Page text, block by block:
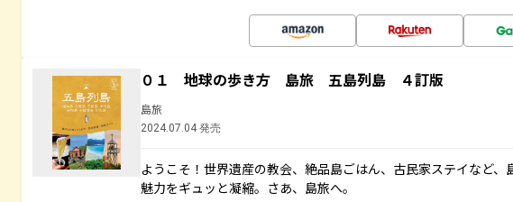
０１ 地球の歩き方 島旅 五島列島 ４訂版
島旅
2024.07.04 発売
ようこそ！世界遺産の教会、絶品島ごはん、古民家ステイなど、
魅力をギュッと凝縮。さあ、島旅へ。